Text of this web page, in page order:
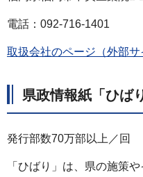
電話：092-716-1401
取扱会社のページ（外部サ
県政情報紙「ひば
発行部数70万部以上／回
「ひばり」は、県の施策